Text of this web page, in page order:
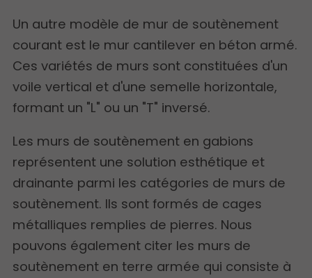
Un autre modèle de mur de soutènement
courant est le mur cantilever en béton armé.
Ces variétés de murs sont constituées d'un
voile vertical et d'une semelle horizontale,
formant un "L" ou un "T" inversé.
Les murs de soutènement en gabions
représentent une solution esthétique et
drainante parmi les catégories de murs de
soutènement. Ils sont formés de cages
métalliques remplies de pierres. Nous
pouvons également citer les murs de
soutènement en terre armée qui consiste à